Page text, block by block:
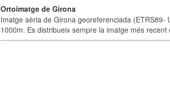
Ortoimatge de Girona
Imatge aèria de Girona georeferenciada
1000m. Es distribueix sempre la imatge més recent